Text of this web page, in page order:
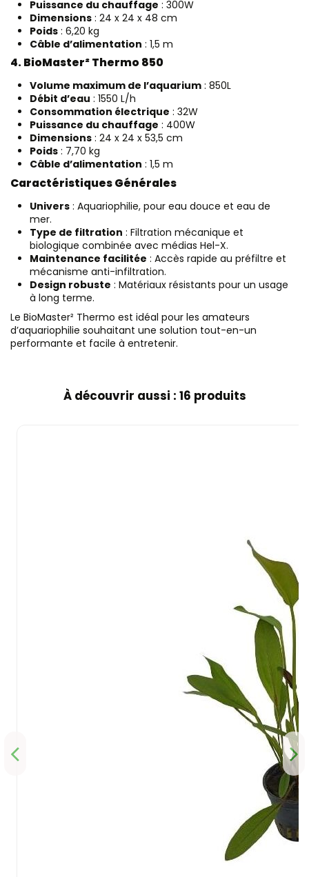
Puissance du chauffage : 300W
Dimensions : 24 x 24 x 48 cm
Poids : 6,20 kg
Câble d’alimentation : 1,5 m
4. BioMaster² Thermo 850
Volume maximum de l’aquarium : 850L
Débit d’eau : 1550 L/h
Consommation électrique : 32W
Puissance du chauffage : 400W
Dimensions : 24 x 24 x 53,5 cm
Poids : 7,70 kg
Câble d’alimentation : 1,5 m
Caractéristiques Générales
Univers : Aquariophilie, pour eau douce et eau de
mer.
Type de filtration : Filtration mécanique et
biologique combinée avec médias Hel-X.
Maintenance facilitée : Accès rapide au préfiltre et
mécanisme anti-infiltration.
Design robuste : Matériaux résistants pour un usage
à long terme.
Le BioMaster² Thermo est idéal pour les amateurs
d’aquariophilie souhaitant une solution tout-en-un
performante et facile à entretenir.
À découvrir aussi : 16 produits